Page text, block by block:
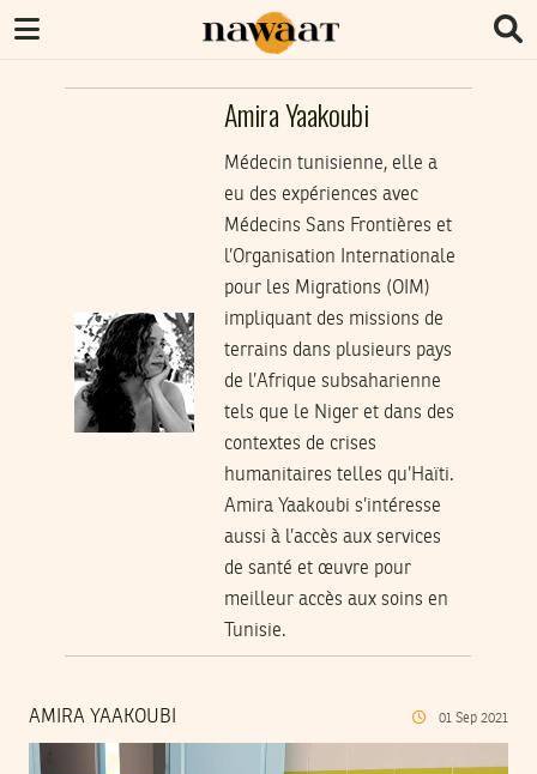
Amira Yaakoubi
Médecin tunisienne, elle a
eu des expériences avec
Médecins Sans Frontières et
l’Organisation Internationale
pour les Migrations (OIM)
impliquant des missions de
terrains dans plusieurs pays
de l’Afrique subsaharienne
tels que le Niger et dans des
contextes de crises
humanitaires telles qu’Haïti.
Amira Yaakoubi s’intéresse
aussi à l’accès aux services
de santé et œuvre pour
meilleur accès aux soins en
Tunisie.
AMIRA YAAKOUBI 01 Sep 2021